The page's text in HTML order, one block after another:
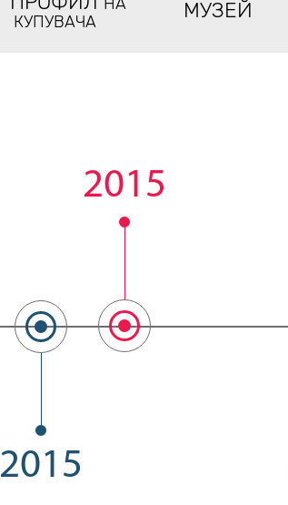
КУПУВАЧА
МУЗЕЙ
2015
2015